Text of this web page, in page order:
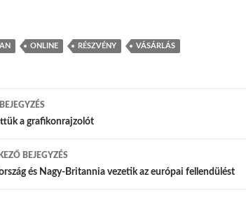
ONLINE RÉSZVÉNY VÁSÁRLÁS
a grafikonrajzolót
BEJEGYZÉS
és Nagy-Britannia vezetik az európai fellendülést